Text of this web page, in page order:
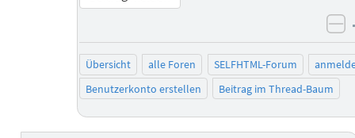
Übersicht alle Foren SELFHTML-Forum
Benutzerkonto erstellen
Beitrag im Thread-Baum